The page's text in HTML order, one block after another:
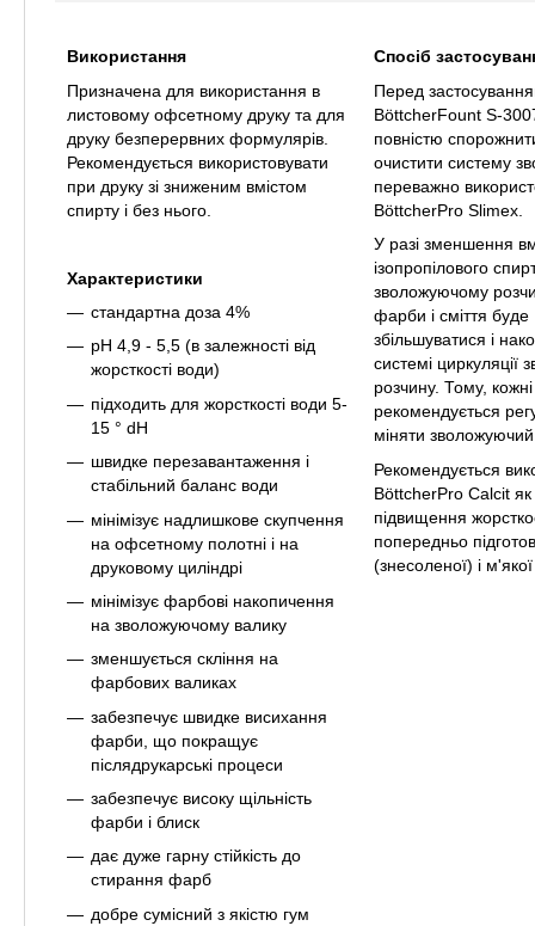
Використання
Призначена для використання в
листовому офсетному друку та для
друку безперервних формулярів.
Рекомендується використовувати
при друку зі зниженим вмістом
спирту і без нього.
Характеристики
стандартна доза 4%
рН 4,9 - 5,5 (в залежності від
жорсткості води)
підходить для жорсткості води 5-
15 ° dH
швидке перезавантаження і
стабільний баланс води
мінімізує надлишкове скупчення
на офсетному полотні і на
друковому циліндрі
мінімізує фарбові накопичення
на зволожуючому валику
зменшується скління на
фарбових валиках
забезпечує швидке висихання
фарби, що покращує
післядрукарські процеси
забезпечує високу щільність
фарби і блиск
дає дуже гарну стійкість до
стирання фарб
добре сумісний з якістю гум
Спосіб
Перед
BöttcherFount S-
повністю
очистити систему
переважно
BöttcherPro Slimex.
У разі зменшення
ізопропілового
зволожуючому
фарби і сміття буде
збільшуватися і
системі циркуляції
розчину. Тому,
рекомендується
міняти
Рекомендується
BöttcherPro Calcit
підвищення
попередньо
(знесоленої) і